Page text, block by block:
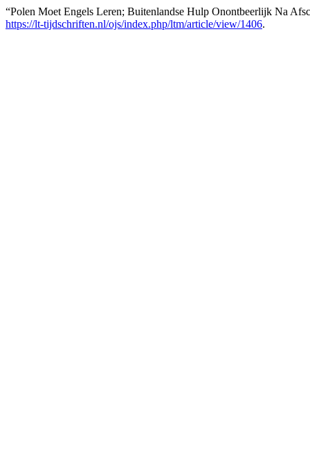
“Polen Moet Engels Leren; Buitenlandse Hulp Onontbeerlijk Na
https://lt-tijdschriften.nl/ojs/index.php/ltm/article/view/1406.